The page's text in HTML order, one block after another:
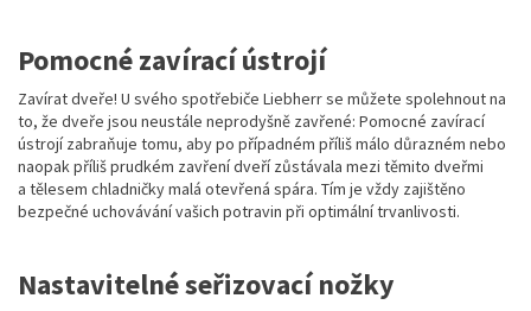
Pomocné zavírací ústrojí
Zavírat dveře! U svého spotřebiče Liebherr se můžete spolehnout na
to, že dveře jsou neustále neprodyšně zavřené: Pomocné zavírací
ústrojí zabraňuje tomu, aby po případném příliš málo důrazném nebo
naopak příliš prudkém zavření dveří zůstávala mezi těmito dveřmi
a tělesem chladničky malá otevřená spára. Tím je vždy zajištěno
bezpečné uchovávání vašich potravin při optimální trvanlivosti.
Nastavitelné seřizovací nožky